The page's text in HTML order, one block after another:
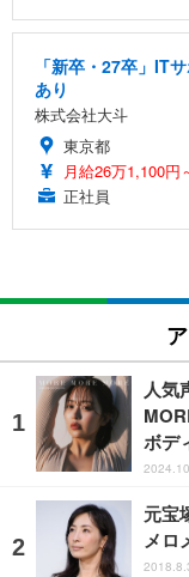
「新卒・27卒」IT
あり
株式会社大斗
東京都
月給26万1,100円
正社員
人気
ボデ
元宝
メロ